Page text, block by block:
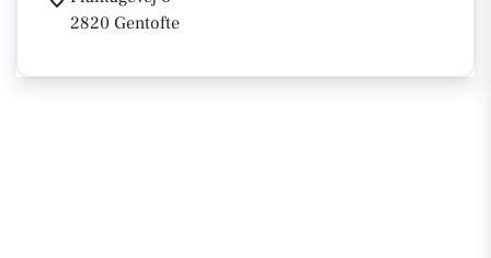
2820 Gentofte